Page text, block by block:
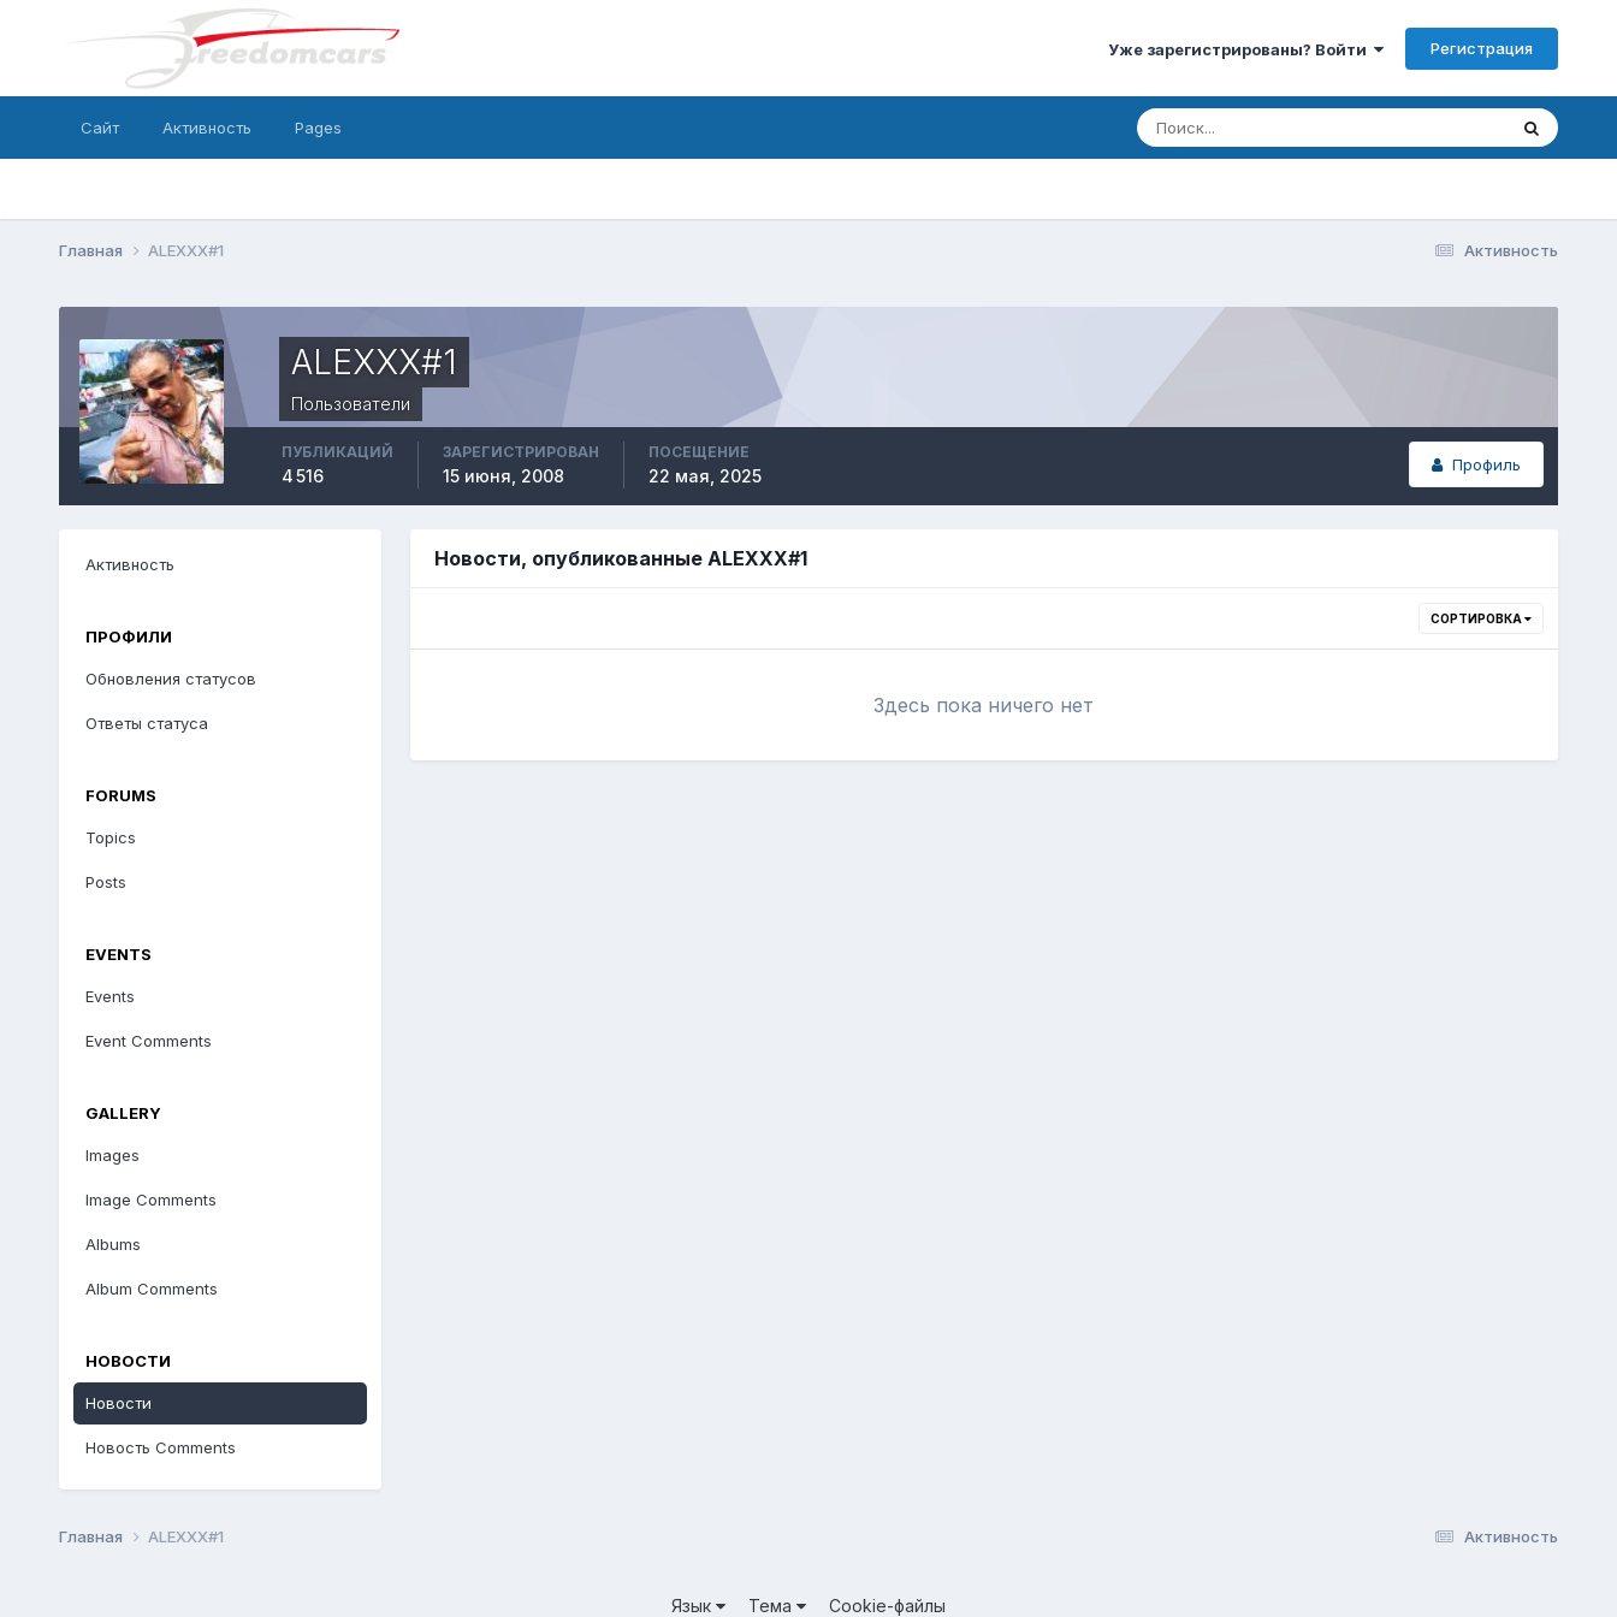
Уже зарегистрированы? Войти Регистрация
Сайт Активность Pages
Активность
Главная ALEXXX#1
ALEXXX#1
Пользователи
Профиль
ПУБЛИКАЦИЙ
4 516
ЗАРЕГИСТРИРОВАН
15 июня, 2008
ПОСЕЩЕНИЕ
22 мая, 2025
Активность
ПРОФИЛИ
Обновления статусов
Ответы статуса
FORUMS
Topics
Posts
EVENTS
Events
Event Comments
GALLERY
Images
Image Comments
Albums
Album Comments
НОВОСТИ
Новости
Новость Comments
Новости, опубликованные ALEXXX#1
СОРТИРОВКА
Здесь пока ничего нет
Активность
Главная ALEXXX#1
Язык Тема Cookie-файлы